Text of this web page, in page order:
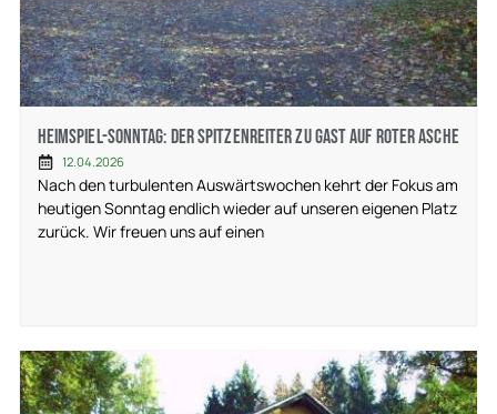
Heimspiel-Sonntag: Der Spitzenreiter zu Gast auf roter Asche
12.04.2026
Nach den turbulenten Auswärtswochen kehrt der Fokus am
heutigen Sonntag endlich wieder auf unseren eigenen Platz
zurück. Wir freuen uns auf einen